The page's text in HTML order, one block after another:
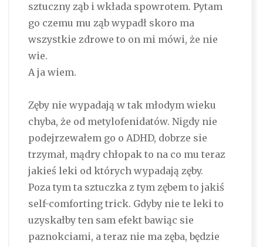
sztuczny ząb i wkłada spowrotem. Pytam
go czemu mu ząb wypadł skoro ma
wszystkie zdrowe to on mi mówi, że nie
wie.
A ja wiem.
Zęby nie wypadają w tak młodym wieku
chyba, że od metylofenidatów. Nigdy nie
podejrzewałem go o ADHD, dobrze sie
trzymał, mądry chłopak to na co mu teraz
jakieś leki od których wypadają zęby.
Poza tym ta sztuczka z tym zębem to jakiś
self-comforting trick. Gdyby nie te leki to
uzyskałby ten sam efekt bawiąc sie
paznokciami, a teraz nie ma zęba, będzie